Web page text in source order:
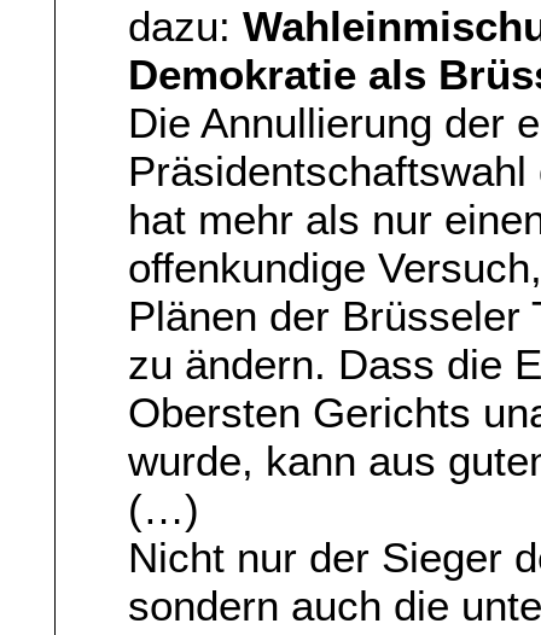
dazu:
Demokratie als
Die Annullierung der
hat mehr als nur
offenkundige
Plänen der Brüsseler
zu ändern. Dass die
Obersten Gerichts
wurde, kann aus
(…)
Nicht nur der Sieger
sondern auch die